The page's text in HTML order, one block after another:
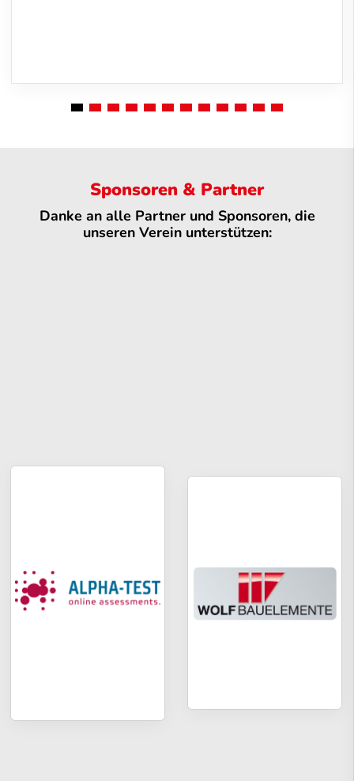
Sponsoren & Partner
Danke an alle Partner und Sponsoren, die
unseren Verein unterstützen: